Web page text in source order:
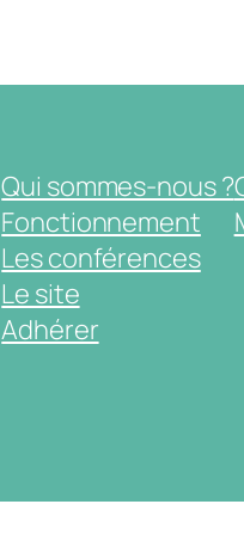
Qui sommes-nous ?
Fonctionnement
Les conférences
Le site
Adhérer